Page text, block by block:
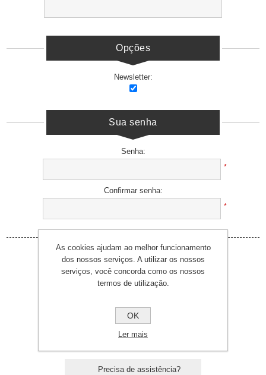
Opções
Newsletter:
Sua senha
Senha:
*
Confirmar senha:
*
Precisa de assistência?
As cookies ajudam ao melhor funcionamento
dos nossos serviços. A utilizar os nossos
serviços, você concorda como os nossos
termos de utilização.
OK
Ler mais